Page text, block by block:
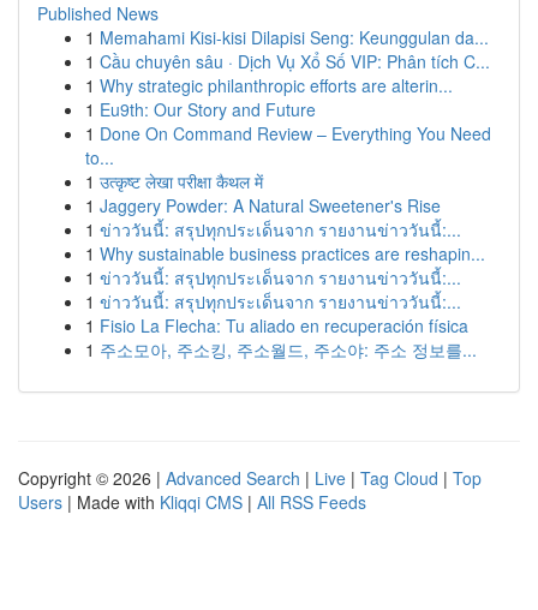
Published News
1 Memahami Kisi-kisi Dilapisi Seng: Keunggulan da...
1 Cầu chuyên sâu · Dịch Vụ Xổ Số VIP: Phân tích C...
1 Why strategic philanthropic efforts are alterin...
1 Eu9th: Our Story and Future
1 Done On Command Review – Everything You Need
to...
1 उत्कृष्ट लेखा परीक्षा कैथल में
1 Jaggery Powder: A Natural Sweetener's Rise
1 ข่าววันนี้: สรุปทุกประเด็นจาก รายงานข่าววันนี้:...
1 Why sustainable business practices are reshapin...
1 ข่าววันนี้: สรุปทุกประเด็นจาก รายงานข่าววันนี้:...
1 ข่าววันนี้: สรุปทุกประเด็นจาก รายงานข่าววันนี้:...
1 Fisio La Flecha: Tu aliado en recuperación física
1 주소모아, 주소킹, 주소월드, 주소야: 주소 정보를...
Copyright © 2026 | Advanced Search | Live | Tag Cloud | Top
Users | Made with Kliqqi CMS | All RSS Feeds